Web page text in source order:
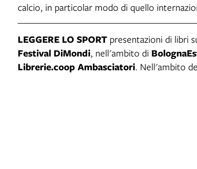
calcio, in particolar modo di quello
LEGGERE LO SPORT presentazioni di libri
Festival DiMondi, nell'ambito di
Librerie.coop Ambasciatori. Nell'ambito